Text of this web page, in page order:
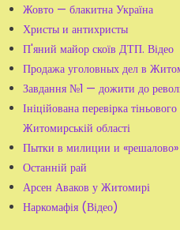
Жовто — блакитна Україна
Христы и антихристы
П'яний майор скоїв ДТП. Відео
Продажа уголовных дел в
Завдання №1 — дожити до
Ініційована перевірка
Житомирській області
Пытки в милиции и «решалово»
Останній рай
Арсен Аваков у Житомирі
Наркомафія (Відео)